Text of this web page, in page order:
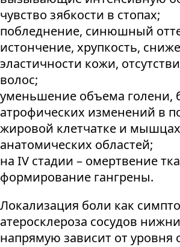
чувство зябкости в стопах;
побледнение, синюшный
истончение, хрупкость,
эластичности кожи,
волос;
уменьшение объема голени,
атрофических изменений в
жировой клетчатке и
анатомических областей;
на IV стадии – омертвение
формирование гангрены.
Локализация боли как
атеросклероза сосудов
напрямую зависит от уровня